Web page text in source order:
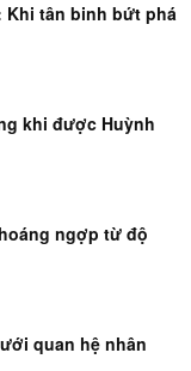
Khi tân binh bứt phá
khi được Huỳnh
ngợp từ độ
quan hệ nhân